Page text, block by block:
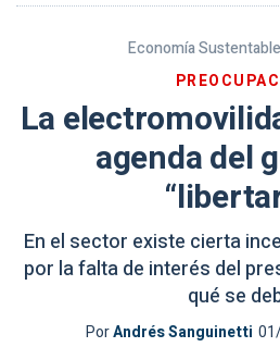
Economía
La
agenda del
En el sector existe cierta
por la falta de interés del
qué se
PorAndrés Sanguinetti